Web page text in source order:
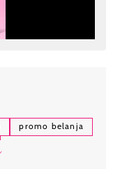
promo belanja